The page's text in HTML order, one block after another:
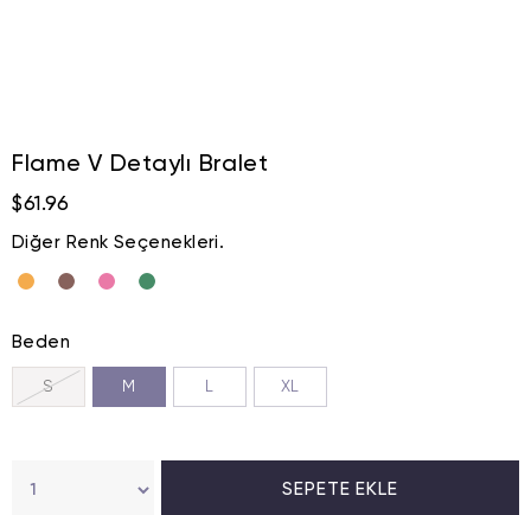
Flame V Detaylı Bralet
$61.96
Diğer Renk Seçenekleri.
Beden
S M L XL